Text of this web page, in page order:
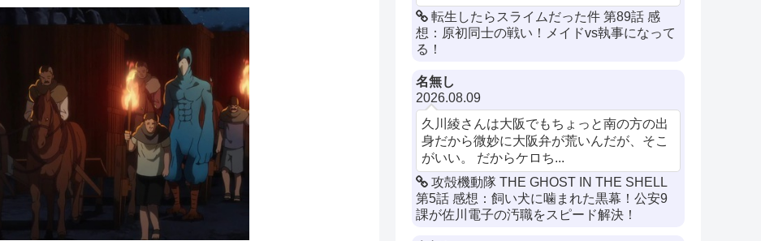
転生したらスライムだった件 第89話 感
想：原初同士の戦い！メイドvs執事になって
る！
名無し
2026.08.09
久川綾さんは大阪でもちょっと南の方の出
身だから微妙に大阪弁が荒いんだが、そこ
がいい。 だからケロち...
攻殻機動隊 THE GHOST IN THE SHELL
第5話 感想：飼い犬に噛まれた黒幕！公安9
課が佐川電子の汚職をスピード解決！